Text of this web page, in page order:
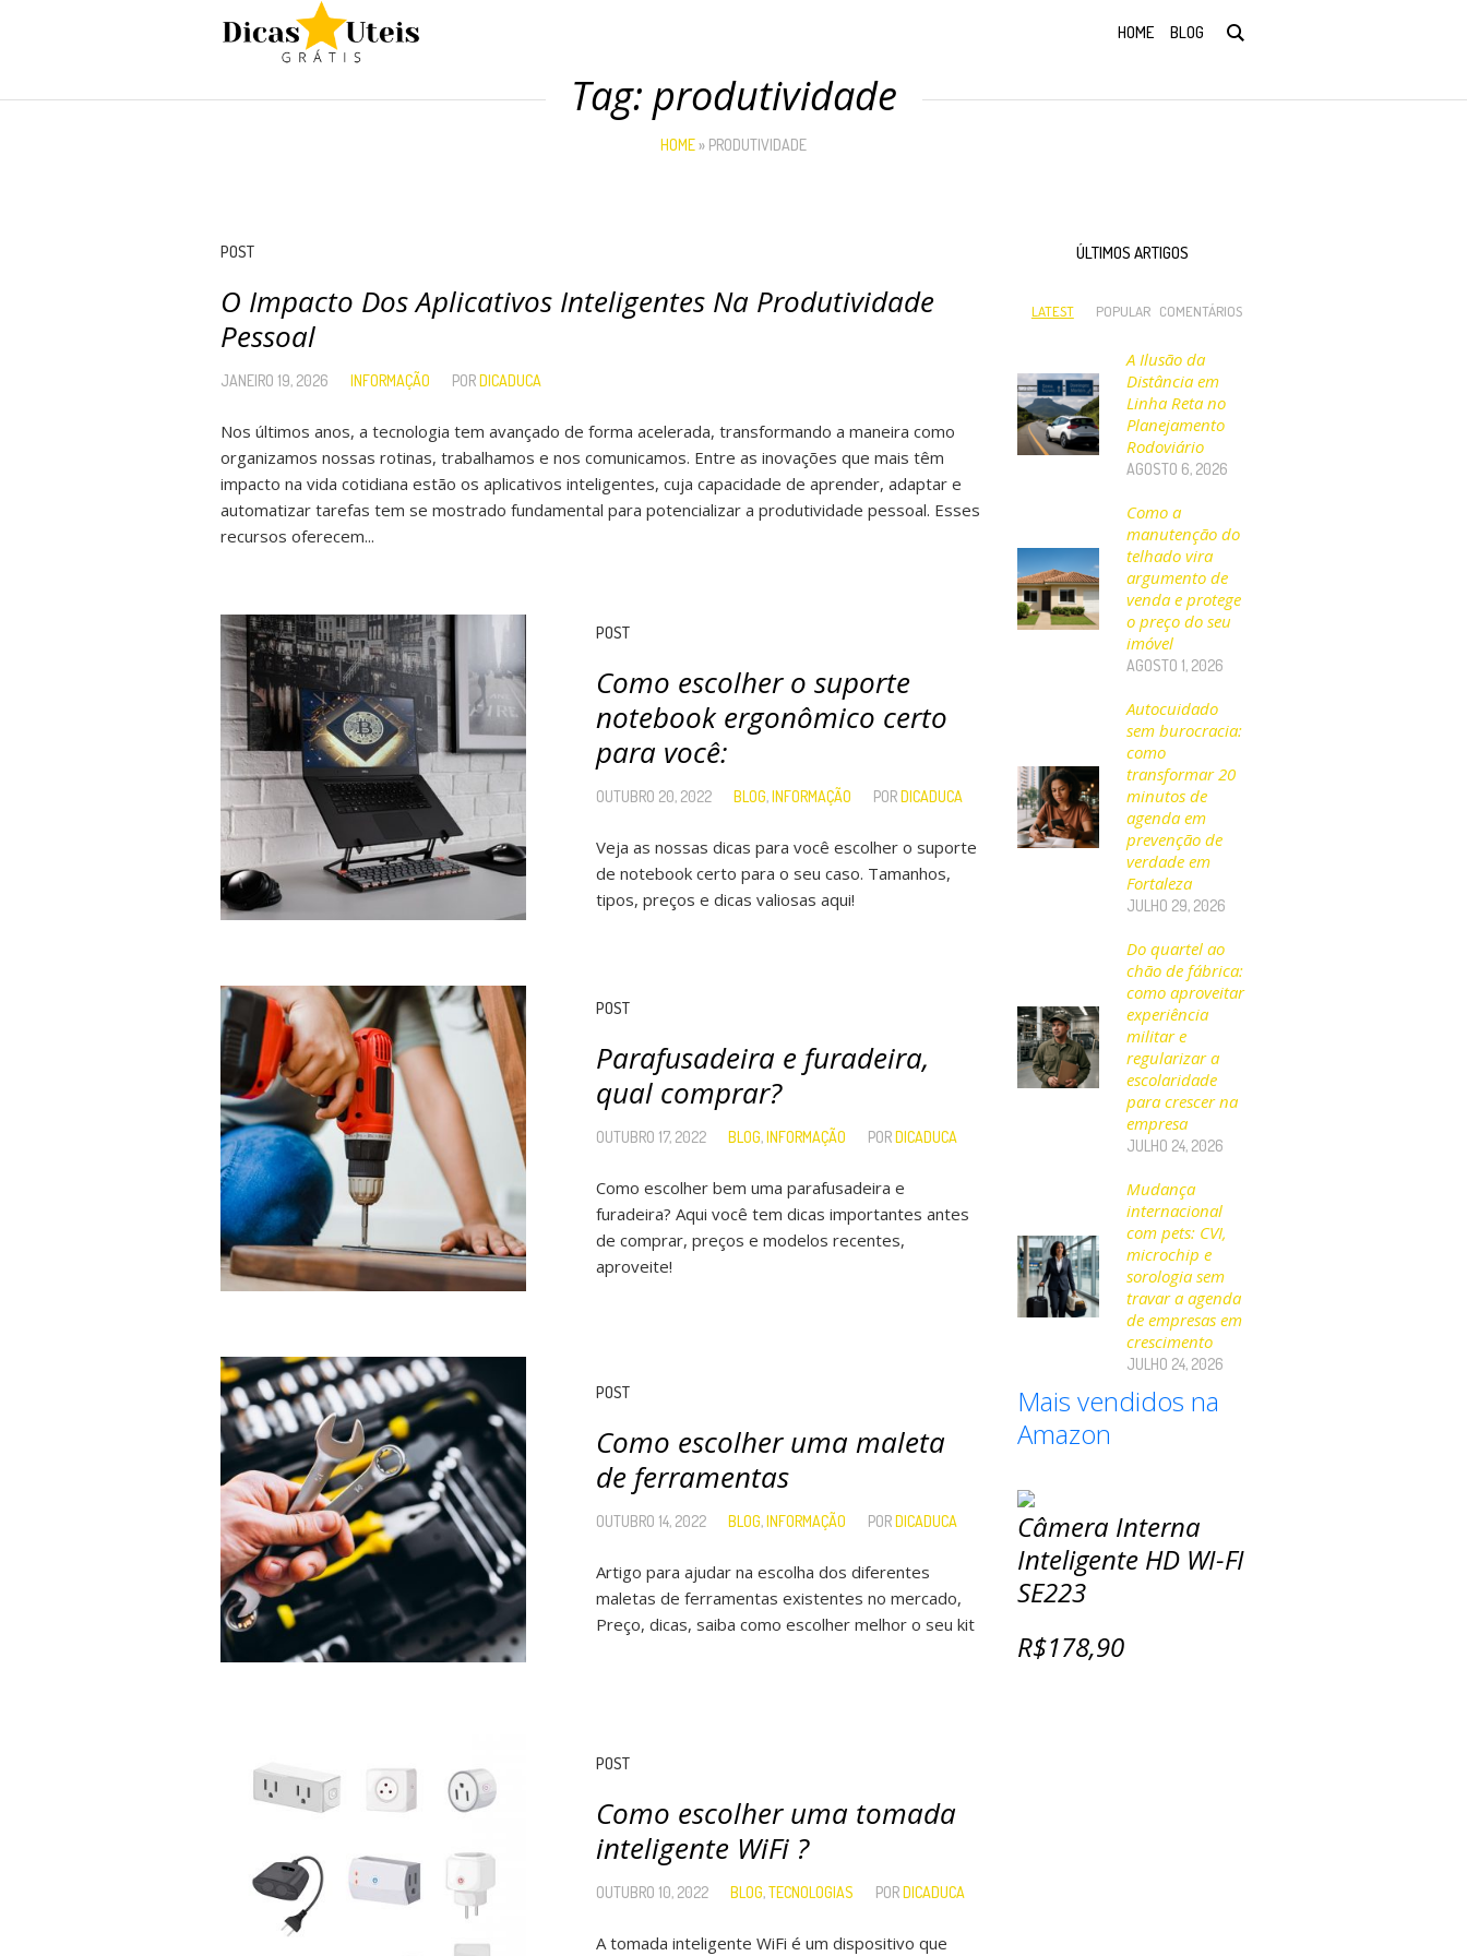
HOME BLOG
Tag: produtividade
HOME» PRODUTIVIDADE
POST
O Impacto Dos Aplicativos Inteligentes Na Produtividade
Pessoal
JANEIRO 19, 2026 INFORMAÇÃO PORDICADUCA
Nos últimos anos, a tecnologia tem avançado de forma acelerada, transformando a maneira como
organizamos nossas rotinas, trabalhamos e nos comunicamos. Entre as inovações que mais têm
impacto na vida cotidiana estão os aplicativos inteligentes, cuja capacidade de aprender, adaptar e
automatizar tarefas tem se mostrado fundamental para potencializar a produtividade pessoal. Esses
recursos oferecem...
POST
Como escolher o suporte
notebook ergonômico certo
para você:
OUTUBRO 20, 2022 BLOG,INFORMAÇÃO PORDICADUCA
Veja as nossas dicas para você escolher o suporte
de notebook certo para o seu caso. Tamanhos,
tipos, preços e dicas valiosas aqui!
POST
Parafusadeira e furadeira,
qual comprar?
OUTUBRO 17, 2022 BLOG,INFORMAÇÃO PORDICADUCA
Como escolher bem uma parafusadeira e
furadeira? Aqui você tem dicas importantes antes
de comprar, preços e modelos recentes,
aproveite!
POST
Como escolher uma maleta
de ferramentas
OUTUBRO 14, 2022 BLOG,INFORMAÇÃO PORDICADUCA
Artigo para ajudar na escolha dos diferentes
maletas de ferramentas existentes no mercado,
Preço, dicas, saiba como escolher melhor o seu kit
POST
Como escolher uma tomada
inteligente WiFi ?
OUTUBRO 10, 2022 BLOG,TECNOLOGIAS PORDICADUCA
A tomada inteligente WiFi é um dispositivo que
ÚLTIMOS ARTIGOS
LATEST POPULAR COMENTÁRIOS
A Ilusão da
Distância em
Linha Reta no
Planejamento
Rodoviário
AGOSTO 6, 2026
Como a
manutenção do
telhado vira
argumento de
venda e protege
o preço do seu
imóvel
AGOSTO 1, 2026
Autocuidado
sem burocracia:
como
transformar 20
minutos de
agenda em
prevenção de
verdade em
Fortaleza
JULHO 29, 2026
Do quartel ao
chão de fábrica:
como aproveitar
experiência
militar e
regularizar a
escolaridade
para crescer na
empresa
JULHO 24, 2026
Mudança
internacional
com pets: CVI,
microchip e
sorologia sem
travar a agenda
de empresas em
crescimento
JULHO 24, 2026
Mais vendidos na
Amazon
Câmera Interna
Inteligente HD WI-FI
SE223
R$178,90